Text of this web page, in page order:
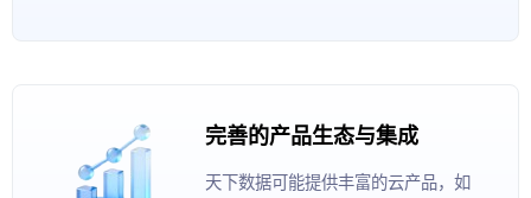
完善的产品生态与集成
天下数据可能提供丰富的云产品，如